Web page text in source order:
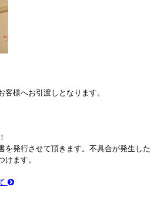
様へお引渡しとなります。
を発行させて頂きます。不具合が発生した
ます。